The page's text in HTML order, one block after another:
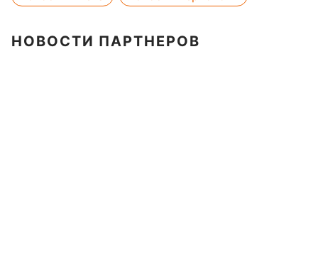
НОВОСТИ ПАРТНЕРОВ